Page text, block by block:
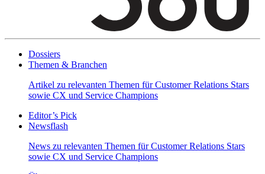
Dossiers
Themen & Branchen
Artikel zu relevanten Themen für Customer Relations Stars
sowie CX und Service Champions
Editor’s Pick
Newsflash
News zu relevanten Themen für Customer Relations Stars
sowie CX und Service Champions